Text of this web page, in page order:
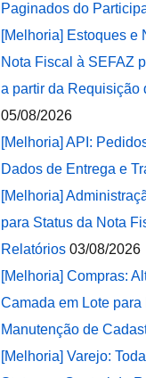
Paginados do
[Melhoria] Estoques e
Nota Fiscal à SEFAZ
a partir da Requisição
05/08/2026
[Melhoria] API:
Dados de Entrega e
[Melhoria]
para Status da Nota
Relatórios 03/08/2026
[Melhoria] Compras:
Camada em Lote
Manutenção de
[Melhoria] Varejo: